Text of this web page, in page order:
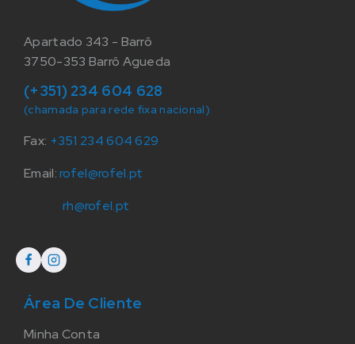
Apartado 343 - Barrô
3750-353 Barrô Agueda
(+351) 234 604 628
(chamada para rede fixa nacional)
Fax: +351 234 604 629
Email:rofel@rofel.pt
rh@rofel.pt
Área De Cliente
Minha Conta